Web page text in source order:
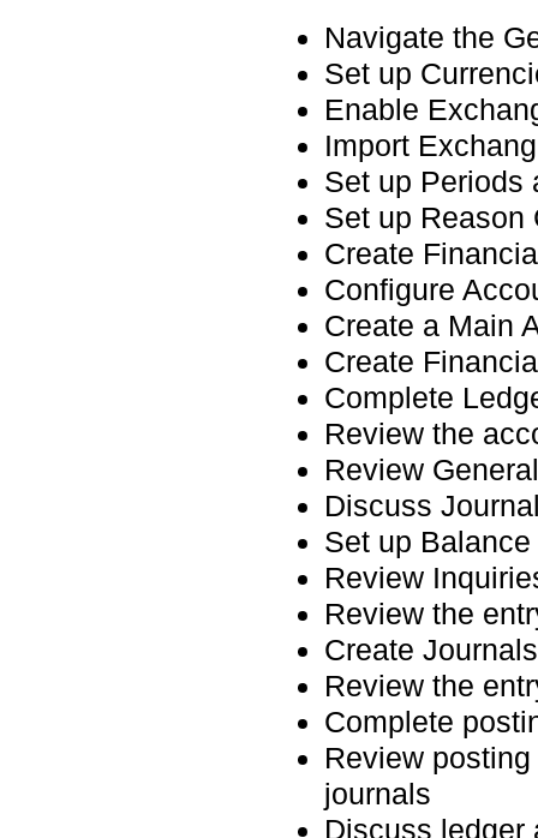
Navigate the
Set up
Enable
Import
Set up Periods
Set up Reason
Create
Configure
Create a Main
Create
Complete
Review the
Review
Discuss
Set up
Review
Review the
Create
Review the
Complete
Review
journals
Discuss ledger